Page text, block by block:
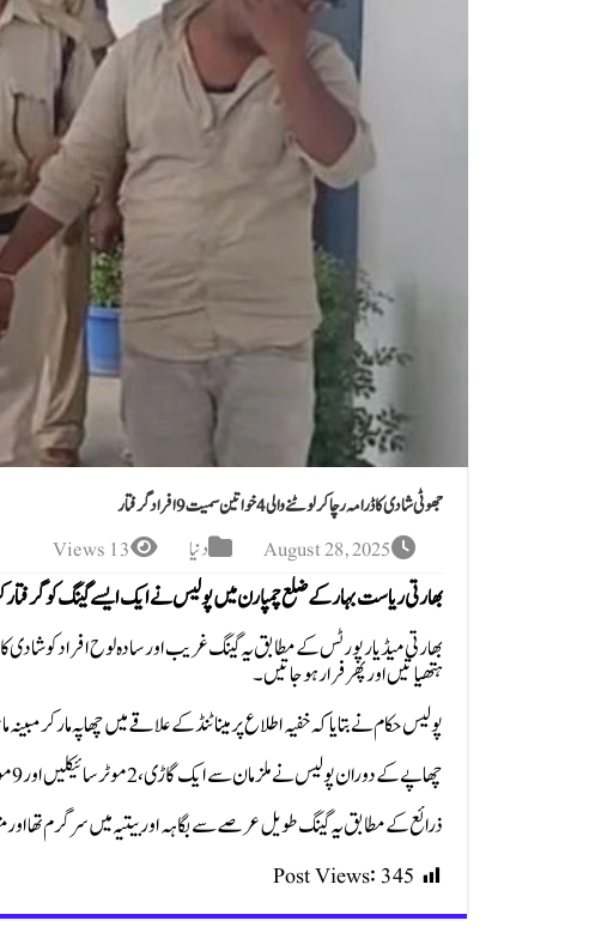
جھوٹی شادی کا ڈرامہ رچا کر لوٹنے والی 4 خواتین سمیت 9 افراد گرفتار
August 28, 2025 دنیا 13 Views
بھارتی ریاست بہار کے ضلع چمپارن میں پولیس نے ایک ایسے گینگ کو گرفتار
بھارتی میڈیا رپورٹس کے مطابق یہ گینگ غریب اور سادہ لوح افراد کو شادی
ہتھیاتیں اور پھر فرار ہوجاتیں۔
پولیس حکام نے بتایا کہ خفیہ اطلاع پر مینا ٹنڈ کے علاقے میں چھاپہ مار کر مبینہ ماسٹر مائنڈ علی احمد سمیت 9 افراد کو
چھاپے کے دوران پولیس نے ملزمان سے ایک گاڑی، 2 موٹرسائیکلیں اور 9 موبائل فونز بھی برآمد کرلیے۔
ذرائع کے مطابق یہ گینگ طویل عرصے سے بگاہہ اور بیتیہ میں سرگرم تھا اور
Post Views:345